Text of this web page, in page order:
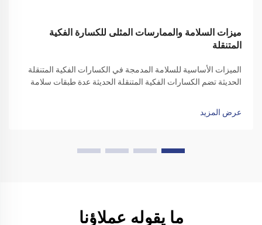
ميزات السلامة والممارسات المثلى للكسارة الفكية
المتنقلة
الميزات الأساسية للسلامة المدمجة في الكسارات الفكية المتنقلة
الحديثة تضم الكسارات الفكية المتنقلة الحديثة عدة طبقات سلامة
ومتطلبات التشغيل الواقعية. زر الطوارئ...
عرض المزيد
ما يقوله عملاؤنا